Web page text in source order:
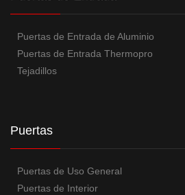
Puertas de Entrada de Aluminio
Puertas de Entrada Thermopro
Tejadillos
Puertas
Puertas de Uso General
Puertas de Interior